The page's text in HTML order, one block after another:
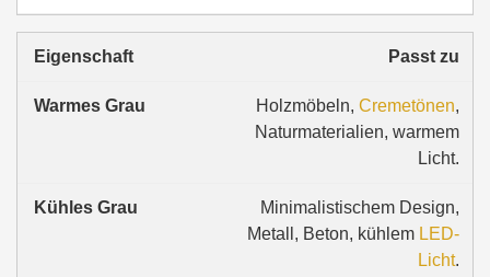
Passt zu
Holzmöbeln, Cremetönen,
Naturmaterialien, warmem
Licht.
Minimalistischem Design,
Metall, Beton, kühlem LED-
Licht.